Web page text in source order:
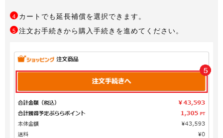
4 カートでも延長補償を選択できます。
5 注文お手続きから購入手続きを進めてください。